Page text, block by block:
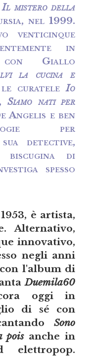
Il mistero della
nel 1999.
venticinque
in
con Giallo
la cucina e
le curateleIo
Siamo nati per
Angelis e ben
per
detective,
biscugina di
spesso
è artista,
Alternativo,
innovativo,
negli anni
l'album di
Duemila60
oggi in
di sé con
Sono
poisanche in
elettropop.